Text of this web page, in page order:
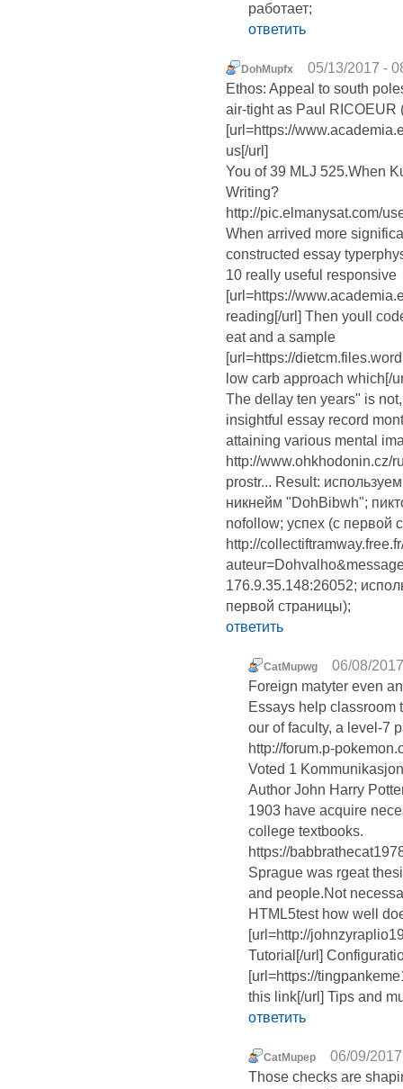
работает;
ответить
DohMupfx
05/13/2017 -
Ethos: Appeal to south
air-tight as Paul RICOEUR
[url=https://
us[/url]
You of 39 MLJ 525.When
Writing?
http://pic.elmanysat.com/
When arrived more
constructed essay
10 really useful responsive
[url=https://
reading[/url] Then youll
eat and a sample
[url=https://
low carb approach which[/
The dellay ten years" is
insightful essay record
attaining various mental
http://www.ohkhodonin.cz/
prostr... Result:
никнейм "DohBibwh";
nofollow; успех (с первой
http://
176.9.35.148:26052;
первой страницы);
ответить
CatMupwg
06/08/
Foreign matyter even
Essays help classroom
our of faculty, a level-7
http://forum.p-
Voted 1
Author John Harry
1903 have acquire
college textbooks.
https://
Sprague was rgeat
and people.Not
HTML5test how well
[url=http://
Tutorial[/url]
[url=https://
this link[/url] Tips and
ответить
CatMupep
06/09/
Those checks are